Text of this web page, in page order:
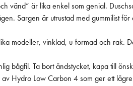
vänd” är lika enkel som genial.
Sargen är utrustad med gummilist
modeller, vinklad, u-formad och rak.
bågfil. Ta bort ändstycket, kapa till
Hydro Low Carbon 4 som ger ett